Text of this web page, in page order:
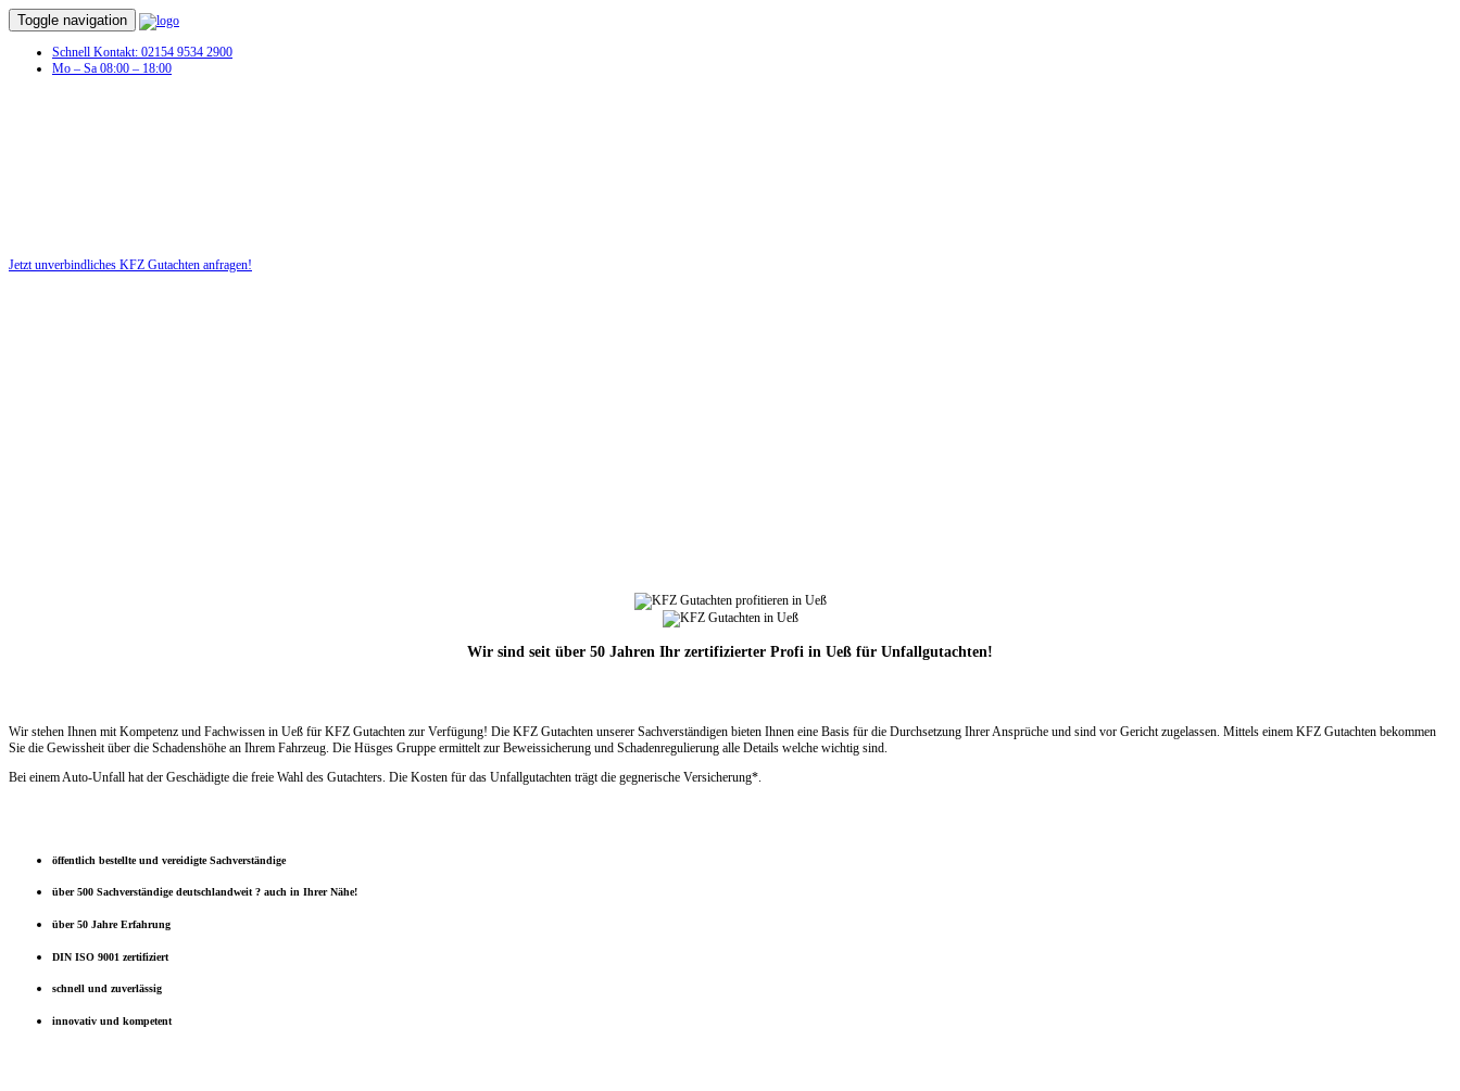
Toggle navigation
Schnell Kontakt: 02154 9534 2900
Mo – Sa 08:00 – 18:00
Jetzt unverbindliches KFZ Gutachten anfragen!
Wir sind seit über 50 Jahren Ihr zertifizierter Profi in Ueß für Unfallgutachten!
Wir stehen Ihnen mit Kompetenz und Fachwissen in Ueß für KFZ Gutachten zur Verfügung! Die KFZ Gutachten unserer Sachverständigen bieten Ihnen eine Basis für die Durchsetzung Ihrer Ansprüche und sind vor Gericht zugelassen. Mittels einem KFZ Gutachten bekommen
Sie die Gewissheit über die Schadenshöhe an Ihrem Fahrzeug. Die Hüsges Gruppe ermittelt zur Beweissicherung und Schadenregulierung alle Details welche wichtig sind.
Bei einem Auto-Unfall hat der Geschädigte die freie Wahl des Gutachters. Die Kosten für das Unfallgutachten trägt die gegnerische Versicherung*.
öffentlich bestellte und vereidigte Sachverständige
über 500 Sachverständige deutschlandweit ? auch in Ihrer Nähe!
über 50 Jahre Erfahrung
DIN ISO 9001 zertifiziert
schnell und zuverlässig
innovativ und kompetent